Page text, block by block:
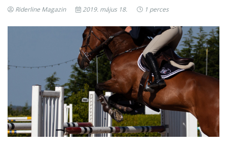
Riderline Magazin 2019. május 18. 1 perces